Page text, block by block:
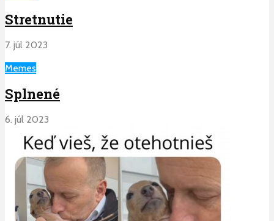
Stretnutie
7. júl 2023
Memes
Splnené
6. júl 2023